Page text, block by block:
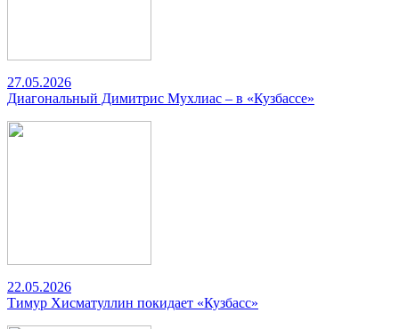
27.05.2026
Диагональный Димитрис Мухлиас – в «Кузбассе»
22.05.2026
Тимур Хисматуллин покидает «Кузбасс»